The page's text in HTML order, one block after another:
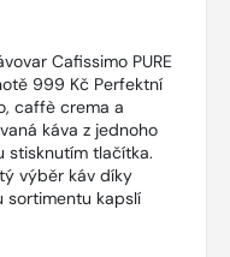
Cafissimo PURE
999 Kč Perfektní
caffè crema a
káva z jednoho
stisknutím tlačítka.
výběr káv díky
sortimentu kapslí